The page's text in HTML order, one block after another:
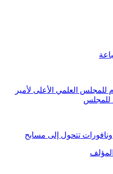
للمجلس العلمي الأعلى لأمير
تتحول إلى مسابح